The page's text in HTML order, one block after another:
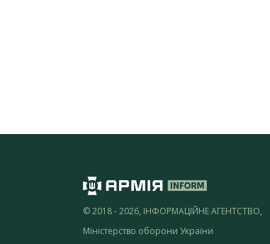
© 2018 - 2026, ІНФОРМАЦІЙНЕ АГЕНТСТВО,
Міністерство оборони України